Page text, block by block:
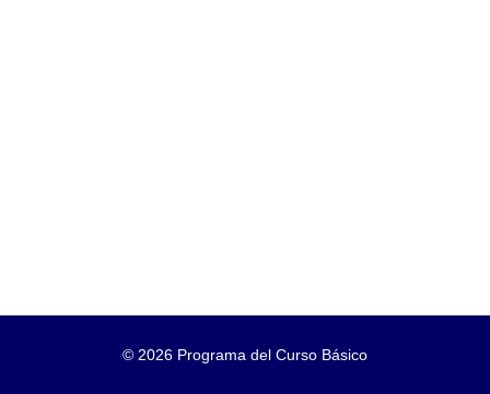
© 2026 Programa del Curso Básico